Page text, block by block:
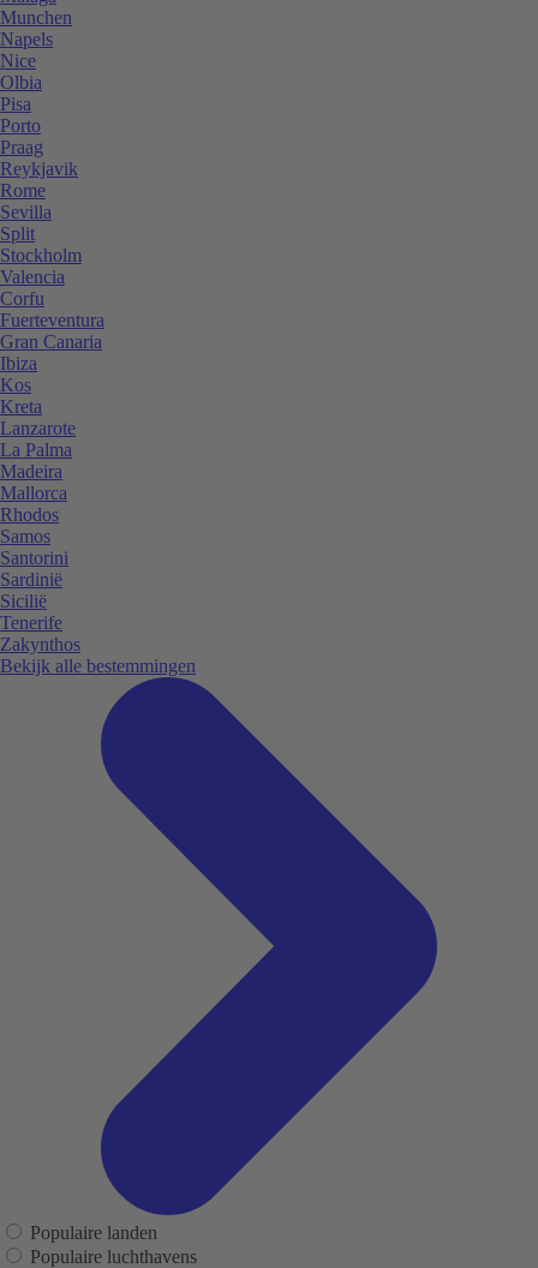
Munchen
Napels
Nice
Olbia
Pisa
Porto
Praag
Reykjavik
Rome
Sevilla
Split
Stockholm
Valencia
Corfu
Fuerteventura
Gran Canaria
Ibiza
Kos
Kreta
Lanzarote
La Palma
Madeira
Mallorca
Rhodos
Samos
Santorini
Sardinië
Sicilië
Tenerife
Zakynthos
Bekijk alle bestemmingen
Populaire landen
Populaire luchthavens